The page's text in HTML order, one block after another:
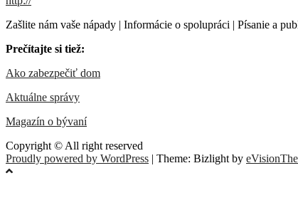
Zašlite nám vaše nápady | Informácie o spolupráci | Písanie a
Prečítajte si tiež:
Ako zabezpečiť dom
Aktuálne správy
Magazín o bývaní
Copyright © All right reserved
Proudly powered by WordPress | Theme: Bizlight by